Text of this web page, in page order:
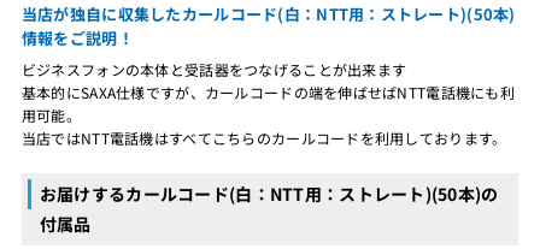
当店が独自に収集したカールコード(白：NTT用：ストレート)(50本)
情報をご説明！
ビジネスフォンの本体と受話器をつなげることが出来ます
基本的にSAXA仕様ですが、カールコードの端を伸ばせばNTT電話機にも利
用可能。
当店ではNTT電話機はすべてこちらのカールコードを利用しております。
お届けするカールコード(白：NTT用：ストレート)(50本)の
付属品